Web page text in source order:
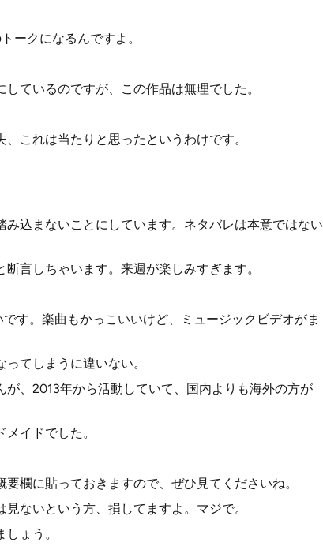
ークになるんですよ。
ているのですが、この作品は無理でした。
これは当たりと思ったというわけです。
込まないことにしています。ネタバレは本意ではない
言しちゃいます。来週が楽しみすぎます。
す。楽曲もかっこいいけど、ミュージックビデオがま
てしまうに違いない。
、2013年から活動していて、国内よりも海外の方が
イドでした。
欄に貼っておきますので、ぜひ見てくださいね。
ないという方、損してますよ。マジで。
ょう。